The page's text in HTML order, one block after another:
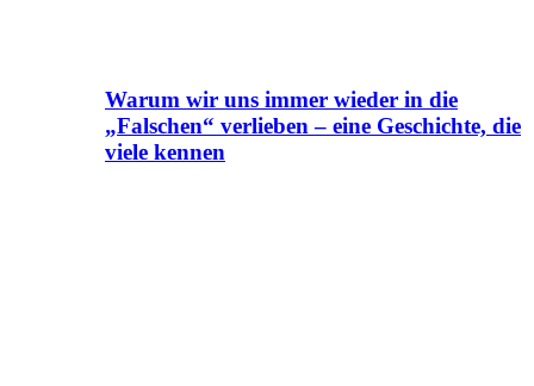
Warum wir uns immer wieder in die
„Falschen“ verlieben – eine Geschichte, die
viele kennen